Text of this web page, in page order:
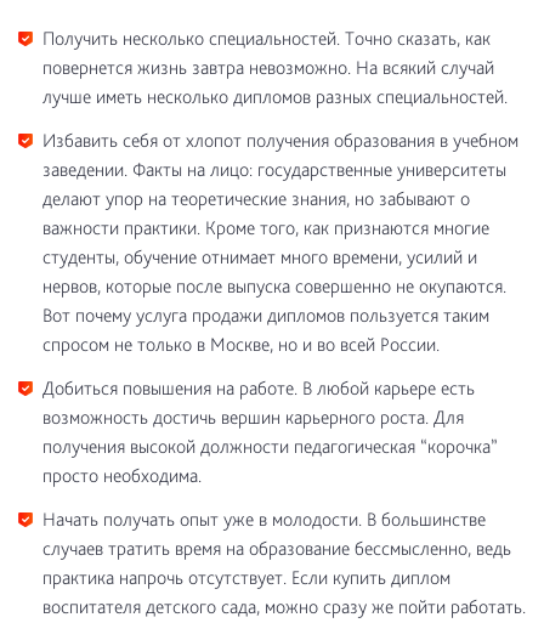
Получить несколько специальностей. Точно сказать, как
повернется жизнь завтра невозможно. На всякий случай
лучше иметь несколько дипломов разных специальностей.
Избавить себя от хлопот получения образования в учебном
заведении. Факты на лицо: государственные университеты
делают упор на теоретические знания, но забывают о
важности практики. Кроме того, как признаются многие
студенты, обучение отнимает много времени, усилий и
нервов, которые после выпуска совершенно не окупаются.
Вот почему услуга продажи дипломов пользуется таким
спросом не только в Москве, но и во всей России.
Добиться повышения на работе. В любой карьере есть
возможность достичь вершин карьерного роста. Для
получения высокой должности педагогическая “корочка”
просто необходима.
Начать получать опыт уже в молодости. В большинстве
случаев тратить время на образование бессмысленно, ведь
практика напрочь отсутствует. Если купить диплом
воспитателя детского сада, можно сразу же пойти работать.